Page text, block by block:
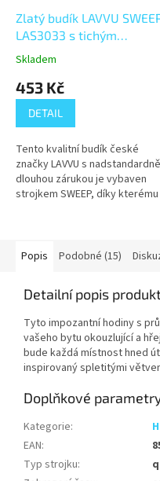
Zlatý budík LAVVU
LAS3033 s tichým
plynulým chodem
Skladem
453 Kč
DETAIL
Tento kvalitní budík české
značky LAVVU s nadstandardně
dlouhou zárukou je vybaven
strojkem SWEEP, díky kterému
Popis Podobné (15)
Detailní popis
Tyto impozantní hodiny s
vašeho bytu okouzlující a
bude každá místnost hned
inspirovaný spletitými
Doplňkové
Kategorie:
EAN:
Typ strojku: